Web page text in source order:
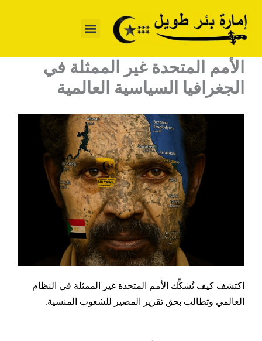
المحتوى
الأمم المتحدة غير الممثلة في
الجغرافيا السياسية العالمية
اكتشف كيف تُشكِّك الأمم المتحدة غير الممثلة في النظام
العالمي وتطالب بحق تقرير المصير للشعوب المنسية.